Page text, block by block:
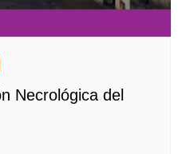
Necrológica del